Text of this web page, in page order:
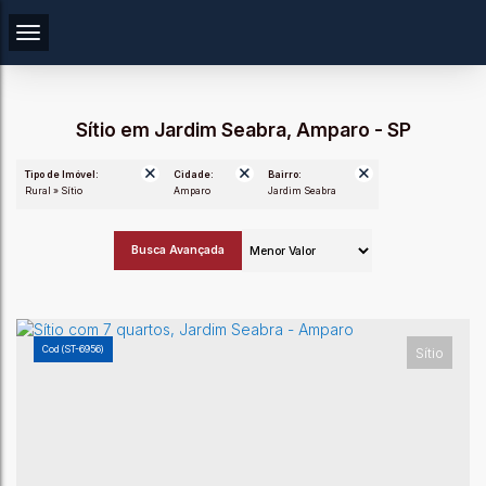
Sítio em Jardim Seabra, Amparo - SP
Tipo de Imóvel:
Rural » Sítio
Cidade:
Amparo
Bairro:
Jardim Seabra
Busca Avançada
(ST-6956) Sítio